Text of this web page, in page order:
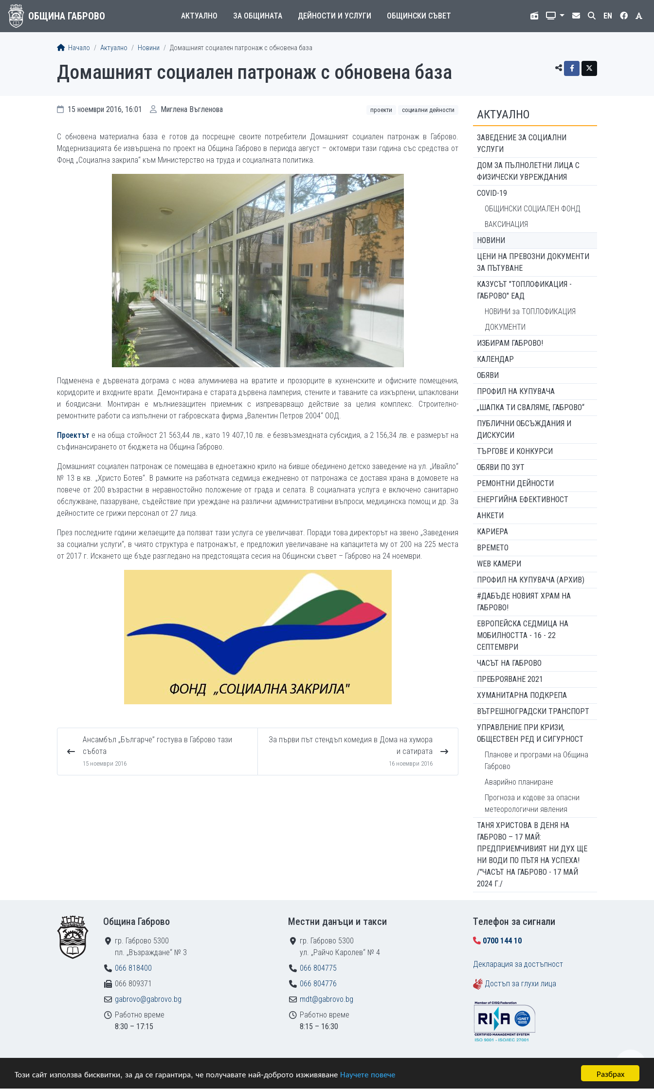
Разбрах
Този сайт използва бисквитки, за да се гарантира, че получавате най-доброто изживяване Научете повече
ОБЩИНА ГАБРОВО АКТУАЛНО ЗА ОБЩИНАТА ДЕЙНОСТИ И УСЛУГИ ОБЩИНСКИ СЪВЕТ EN
Начало Актуално Новини Домашният социален патронаж с обновена база
Домашният социален патронаж с обновена база
15 ноември 2016, 16:01 Миглена Въгленова проекти социални дейности
С обновена материална база е готов да посрещне своите потребители Домашният социален патронаж в Габрово.
Модернизацията бе извършена по проект на Община Габрово в периода август – октомври тази година със средства от
Фонд „Социална закрила“ към Министерство на труда и социалната политика.
Подменена е дървената дограма с нова алуминиева на вратите и прозорците в кухненските и офисните помещения,
коридорите и входните врати. Демонтирана е старата дървена ламперия, стените и таваните са изкърпени, шпакловани
и боядисани. Монтиран е мълниезащитен приемник с изпреварващо действие за целия комплекс. Строително-
ремонтните работи са изпълнени от габровската фирма „Валентин Петров 2004“ ООД.
Проектът е на обща стойност 21 563,44 лв., като 19 407,10 лв. е безвъзмездната субсидия, а 2 156,34 лв. е размерът на
съфинансирането от бюджета на Община Габрово.
Домашният социален патронаж се помещава в едноетажно крило на бивше обединено детско заведение на ул. „Ивайло“
№ 13 в кв. „Христо Ботев“. В рамките на работната седмица ежедневно от патронажа се доставя храна в домовете на
повече от 200 възрастни в неравностойно положение от града и селата. В социалната услуга е включено санитарно
обслужване, пазаруване, съдействие при уреждане на различни административни въпроси, медицинска помощ и др. За
дейностите се грижи персонал от 27 лица.
През последните години желаещите да ползват тази услуга се увеличават. Поради това директорът на звено „Заведения
за социални услуги“, в чиято структура е патронажът, е предложил увеличаване на капацитета му от 200 на 225 места
от 2017 г. Искането ще бъде разгледано на предстоящата сесия на Общински съвет – Габрово на 24 ноември.
Ансамбъл „Българче” гостува в Габрово тази
събота
15 ноември 2016
За първи път стендъп комедия в Дома на хумора
и сатирата
16 ноември 2016
АКТУАЛНО
ЗАВЕДЕНИЕ ЗА СОЦИАЛНИ
УСЛУГИ
ДОМ ЗА ПЪЛНОЛЕТНИ ЛИЦА С
ФИЗИЧЕСКИ УВРЕЖДАНИЯ
COVID-19
ОБЩИНСКИ СОЦИАЛЕН ФОНД
ВАКСИНАЦИЯ
НОВИНИ
ЦЕНИ НА ПРЕВОЗНИ ДОКУМЕНТИ
ЗА ПЪТУВАНЕ
КАЗУСЪТ "ТОПЛОФИКАЦИЯ -
ГАБРОВО" ЕАД
НОВИНИ за ТОПЛОФИКАЦИЯ
ДОКУМЕНТИ
ИЗБИРАМ ГАБРОВО!
КАЛЕНДАР
ОБЯВИ
ПРОФИЛ НА КУПУВАЧА
„ШАПКА ТИ СВАЛЯМЕ, ГАБРОВО“
ПУБЛИЧНИ ОБСЪЖДАНИЯ И
ДИСКУСИИ
ТЪРГОВЕ И КОНКУРСИ
ОБЯВИ ПО ЗУТ
РЕМОНТНИ ДЕЙНОСТИ
ЕНЕРГИЙНА ЕФЕКТИВНОСТ
АНКЕТИ
КАРИЕРА
ВРЕМЕТО
WEB КАМЕРИ
ПРОФИЛ НА КУПУВАЧА (АРХИВ)
#ДАБЪДЕ НОВИЯТ ХРАМ НА
ГАБРОВО!
ЕВРОПЕЙСКА СЕДМИЦА НА
МОБИЛНОСТТА - 16 - 22
СЕПТЕМВРИ
ЧАСЪТ НА ГАБРОВО
ПРЕБРОЯВАНЕ 2021
ХУМАНИТАРНА ПОДКРЕПА
ВЪТРЕШНОГРАДСКИ ТРАНСПОРТ
УПРАВЛЕНИЕ ПРИ КРИЗИ,
ОБЩЕСТВЕН РЕД И СИГУРНОСТ
Планове и програми на Община
Габрово
Аварийно планиране
Прогноза и кодове за опасни
метеорологични явления
ТАНЯ ХРИСТОВА В ДЕНЯ НА
ГАБРОВО – 17 МАЙ:
ПРЕДПРИЕМЧИВИЯТ НИ ДУХ ЩЕ
НИ ВОДИ ПО ПЪТЯ НА УСПЕХА!
/"ЧАСЪТ НА ГАБРОВО - 17 МАЙ
2024 Г./
Община Габрово
гр. Габрово 5300
пл. „Възраждане“ № 3
066 818400
066 809371
gabrovo@gabrovo.bg
Работно време
8:30 – 17:15
Местни данъци и такси
гр. Габрово 5300
ул. „Райчо Каролев“ № 4
066 804775
066 804776
mdt@gabrovo.bg
Работно време
8:15 – 16:30
Tелефон за сигнали
0700 144 10
Декларация за достъпност
Достъп за глухи лица
© 2009–2026 Община Габрово. Всички права запазени.